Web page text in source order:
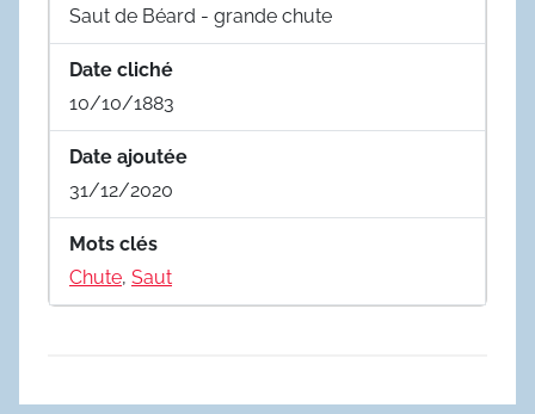
Saut de Béard - grande chute
Date cliché
10/10/1883
Date ajoutée
31/12/2020
Mots clés
Chute, Saut